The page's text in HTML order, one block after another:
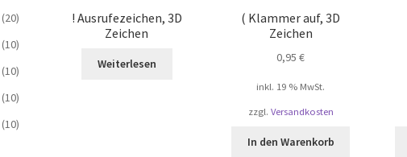
! Ausrufezeichen, 3D
Zeichen
Weiterlesen
( Klammer auf, 3D
Zeichen
0,95€
inkl. 19 % MwSt.
zzgl. Versandkosten
In den Warenkorb
(20)
(10)
(10)
(10)
(10)